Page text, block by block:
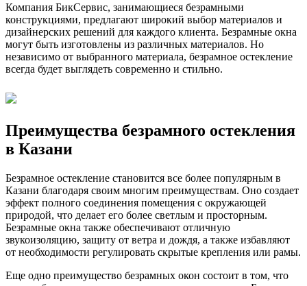
Компания БикСервис, занимающиеся безрамными
конструкциями, предлагают широкий выбор материалов и
дизайнерских решений для каждого клиента. Безрамные окна
могут быть изготовлены из различных материалов. Но
независимо от выбранного материала, безрамное остекление
всегда будет выглядеть современно и стильно.
Преимущества безрамного остекления
в Казани
Безрамное остекление становится все более популярным в
Казани благодаря своим многим преимуществам. Оно создает
эффект полного соединения помещения с окружающей
природой, что делает его более светлым и просторным.
Безрамные окна также обеспечивают отличную
звукоизоляцию, защиту от ветра и дождя, а также избавляют
от необходимости регулировать скрытые крепления или рамы.
Еще одно преимущество безрамных окон состоит в том, что